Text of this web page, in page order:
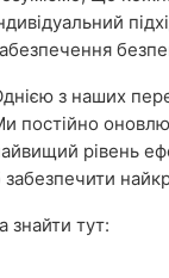
з наших
постійно
рівень
тут: